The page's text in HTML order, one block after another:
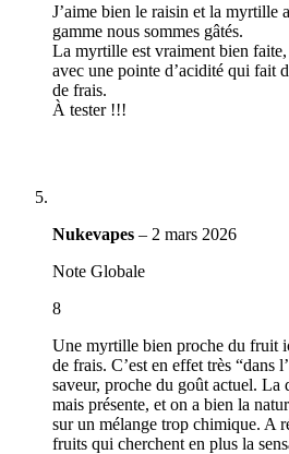
J’aime bien le raisin et la myrtille
gamme nous sommes gâtés.
La myrtille est vraiment bien faite,
avec une pointe d’acidité qui fait
de frais.
À tester !!!
Nukevapes – 2 mars 2026
Note Globale
8
Une myrtille bien proche du fruit
de frais. C’est en effet très “dans
saveur, proche du goût actuel. La
mais présente, et on a bien la
sur un mélange trop chimique. A
fruits qui cherchent en plus la